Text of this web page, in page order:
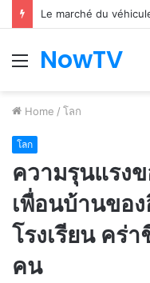
Le marché du
Menu
NowTV
Home / โลก
โลก
ความรุนแรง
เพื่อนบ้านขอ
โรงเรียน คร่
คน